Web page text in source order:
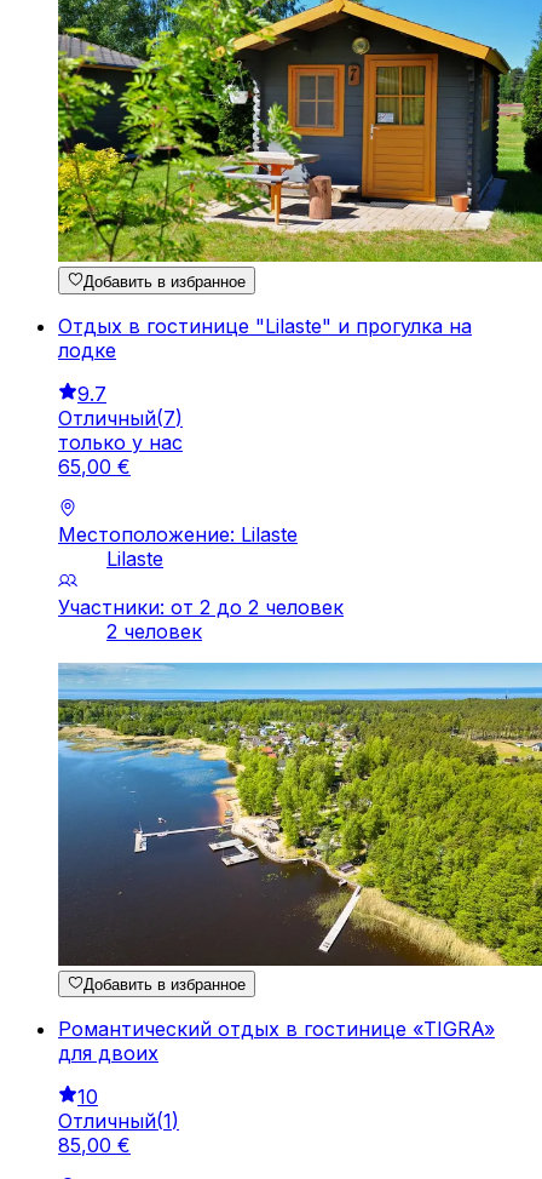
Добавить в избранное
Отдых в гостинице "Lilaste" и прогулка на
лодке
9.7
Отличный(7)
только у нас
65,00 €
Местоположение: Lilaste
Lilaste
Участники: от 2 до 2 человек
2 человек
Добавить в избранное
Романтический отдых в гостинице «TIGRA»
для двоих
10
Отличный(1)
85,00 €